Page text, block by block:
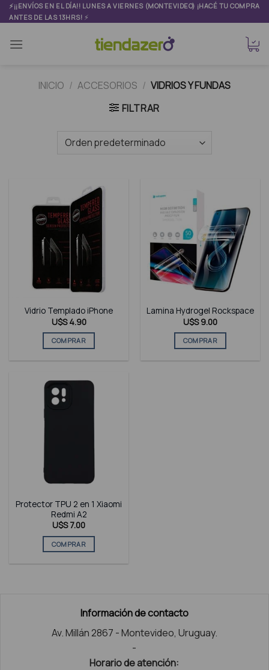
Skip
to
⚡¡¡ENVÍOS EN EL DÍA!! LUNES A VIERNES (MONTEVIDEO) ¡HACÉ TU COMPRA
ANTES DE LAS 13HRS! ⚡
INICIO / ACCESORIOS / VIDRIOS Y FUNDAS
FILTRAR
Vidrio Templado iPhone
U$S4.90
COMPRAR
Lamina Hydrogel Rockspace
U$S9.00
COMPRAR
Protector TPU 2 en 1 Xiaomi
Redmi A2
U$S7.00
COMPRAR
variantes.
opciones
pueden
Información de contacto
Av. Millán 2867 - Montevideo, Uruguay.
-
Horario de atención: